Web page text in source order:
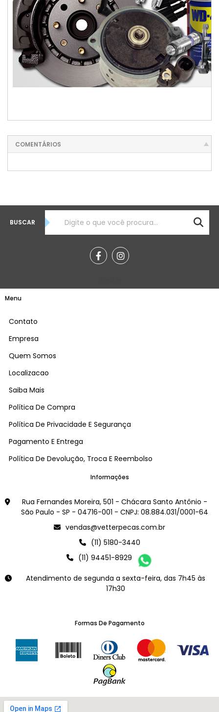
COMENTÁRIOS
BUSCAR
Menu
Contato
Empresa
Quem Somos
Localizacao
Saiba Mais
Política De Compra
Política De Privacidade E Segurança
Pagamento E Entrega
Política De Devolução, Troca E Reembolso
Informações
Rua Fernandes Moreira, 501 - Chácara Santo Antônio -
São Paulo - SP - 04716-001 - CNPJ: 08.884.031/0001-64
vendas@vetterpecas.com.br
(11) 5180-3440
(11) 94451-8929
Atendimento de segunda a sexta-feira, das 7h45 às
17h30
Formas De Pagamento